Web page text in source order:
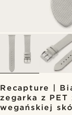
Recapture |
zegarka z
wegańskiej